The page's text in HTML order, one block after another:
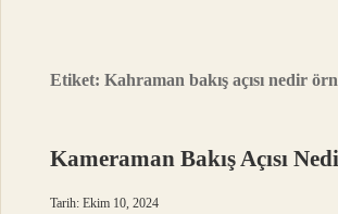
Etiket:Kahraman bakış açısı nedir
Kameraman Bakış Açısı
Tarih: Ekim 10, 2024